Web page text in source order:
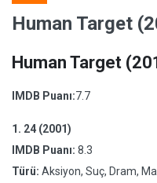
Human Target
Human Target
IMDB Puanı:7.7
1. 24 (2001)
IMDB Puanı: 8.3
Türü: Aksiyon, Suç, Dram,